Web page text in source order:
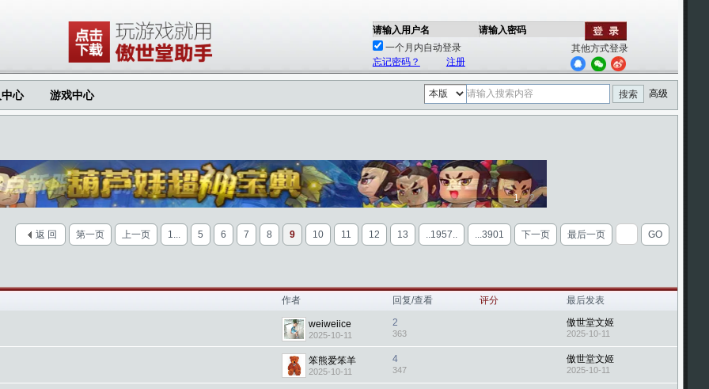
请输入用户名
请输入密码
一个月内自动登录
忘记密码？
注册
其他方式登录
心 游戏中心 搜索 高级
1 2
第一页 上一页 1... 5 6 7 8 9 10 11 12 13 ..1957.. ...3901 下一页 最后一页 GO
返 回
作者 回复/查看 评分 最后发表
weiweiice
2025-10-11
2
363
傲世堂文姬
2025-10-11
笨熊爱笨羊
2025-10-11
4
347
傲世堂文姬
2025-10-11